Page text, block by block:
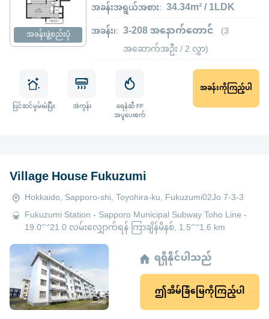
အခန်းဖွဲ့စည်းပုံ
အခန်းအရွယ်အစား: 34.34m² / 1LDK
အခန်း၊: 3-208 အနောက်တောင် (3
အဆောက်အဦး / 2 လွှာ)
ပြင်ဆင်မွမ်းမံပြီး အဲကွန်း ရေနံဆီ FF
အပူပေးစက်
အခန်းကိုကြည့်ပါ
Village House Fukuzumi
Hokkaido, Sapporo-shi, Toyohira-ku, Fukuzumi02Jo 7-3-3
Fukuzumi Station - Sapporo Municipal Subway Toho Line -
19.0～21.0 လမ်းလျှောက်ရန် ကြာချိန်မိနစ်, 1.5～1.6 km
ရရှိနိုင်ပါသည်
ဤအိမ်ခြံမြေကိုကြည့်ပါ